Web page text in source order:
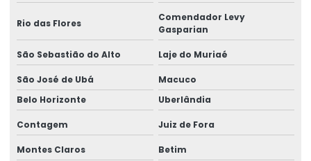
Rio das Flores
Comendador Levy
Gasparian
São Sebastião do Alto Laje do Muriaé
São José de Ubá
Macuco
Belo Horizonte
Uberlândia
Contagem Juiz de Fora
Montes Claros Betim